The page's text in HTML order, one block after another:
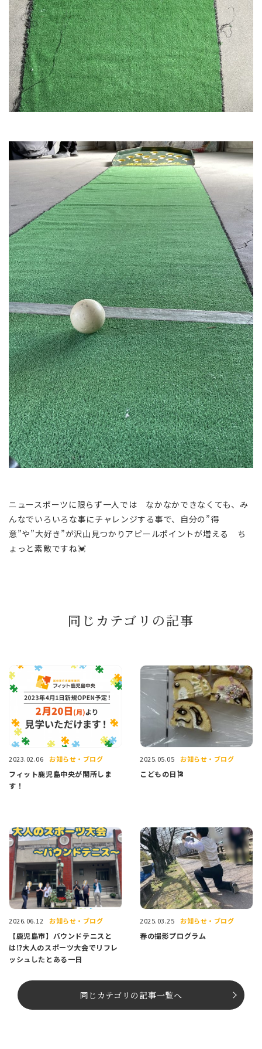
ニュースポーツに限らず一人では なかなかできなくても、み
んなでいろいろな事にチャレンジする事で、自分の”得
意”や”大好き”が沢山見つかりアピールポイントが増える ち
ょっと素敵ですね💓
同じカテゴリの記事
2023.02.06 お知らせ・ブログ
フィット鹿児島中央が開所しま
す！
2025.05.05 お知らせ・ブログ
こどもの日🎏
2026.06.12 お知らせ・ブログ
【鹿児島市】バウンドテニスと
は⁉大人のスポーツ大会でリフレ
ッシュしたとある一日
2025.03.25 お知らせ・ブログ
春の撮影プログラム
同じカテゴリの記事⼀覧へ